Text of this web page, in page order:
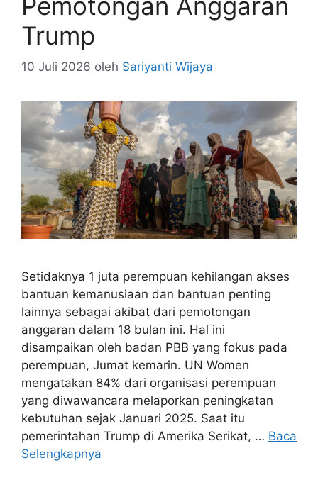
Trump
10 Juli 2026 oleh Sariyanti Wijaya
Setidaknya 1 juta perempuan kehilangan akses
bantuan kemanusiaan dan bantuan penting
lainnya sebagai akibat dari pemotongan
anggaran dalam 18 bulan ini. Hal ini
disampaikan oleh badan PBB yang fokus pada
perempuan, Jumat kemarin. UN Women
mengatakan 84% dari organisasi perempuan
yang diwawancara melaporkan peningkatan
kebutuhan sejak Januari 2025. Saat itu
pemerintahan Trump di Amerika Serikat, … Baca
Selengkapnya